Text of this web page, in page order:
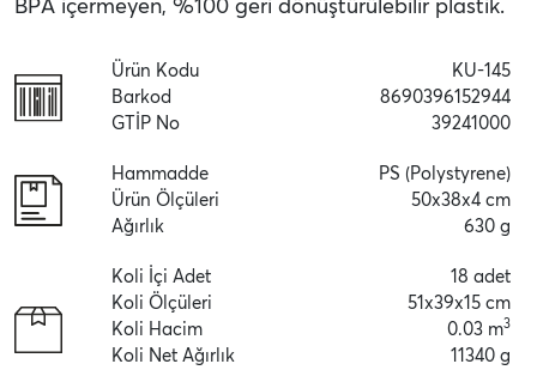
BPA içermeyen, %100 geri dönüştürülebilir plastik.
Ürün Kodu
Barkod
GTİP No
KU-145
8690396152944
39241000
Hammadde
Ürün Ölçüleri
Ağırlık
PS (Polystyrene)
50x38x4 cm
630 g
Koli İçi Adet
Koli Ölçüleri
Koli Hacim
Koli Net Ağırlık
18 adet
51x39x15 cm
0.03 m3
11340 g